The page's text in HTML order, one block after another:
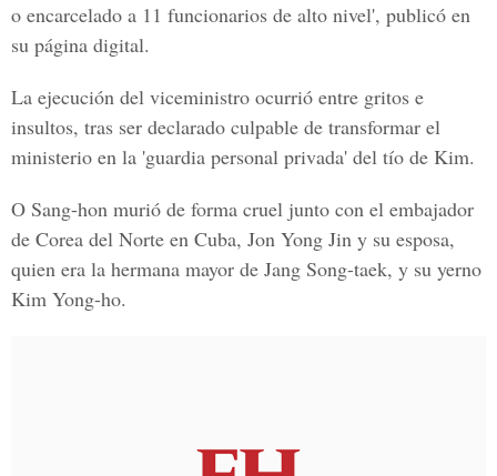
o encarcelado a 11 funcionarios de alto nivel', publicó en
su página digital.
La ejecución del viceministro ocurrió entre gritos e
insultos, tras ser declarado culpable de transformar el
ministerio en la 'guardia personal privada' del tío de Kim.
O Sang-hon murió de forma cruel junto con el embajador
de Corea del Norte en Cuba, Jon Yong Jin y su esposa,
quien era la hermana mayor de Jang Song-taek, y su yerno
Kim Yong-ho.